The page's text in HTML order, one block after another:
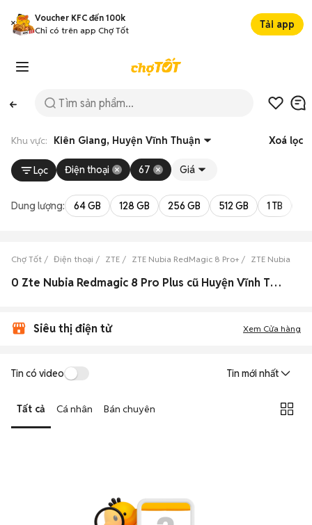
Voucher KFC đến 100k
Chỉ có trên app Chợ Tốt
Tải app
Khu vực: Kiên Giang, Huyện Vĩnh Thuận Xoá lọc
Lọc Điện thoại 67 Giá
Dung lượng: 64 GB 128 GB 256 GB 512 GB 1 TB
Chợ Tốt Điện thoại ZTE ZTE Nubia RedMagic 8 Pro+ ZTE Nubia
0 Zte Nubia Redmagic 8 Pro Plus cũ Huyện Vĩnh Thuận, Kiên Giang đẹp
Siêu thị điện tử Xem Cửa hàng
Tin có video Tin mới nhất
Tất cả Cá nhân Bán chuyên